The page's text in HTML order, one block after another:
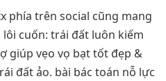
phía trên social cũng mang
cuốn: trái đất luôn kiếm
giúp vẹo vọ bạt tốt đẹp &
đất ảo. bài bác toán nỗ lực